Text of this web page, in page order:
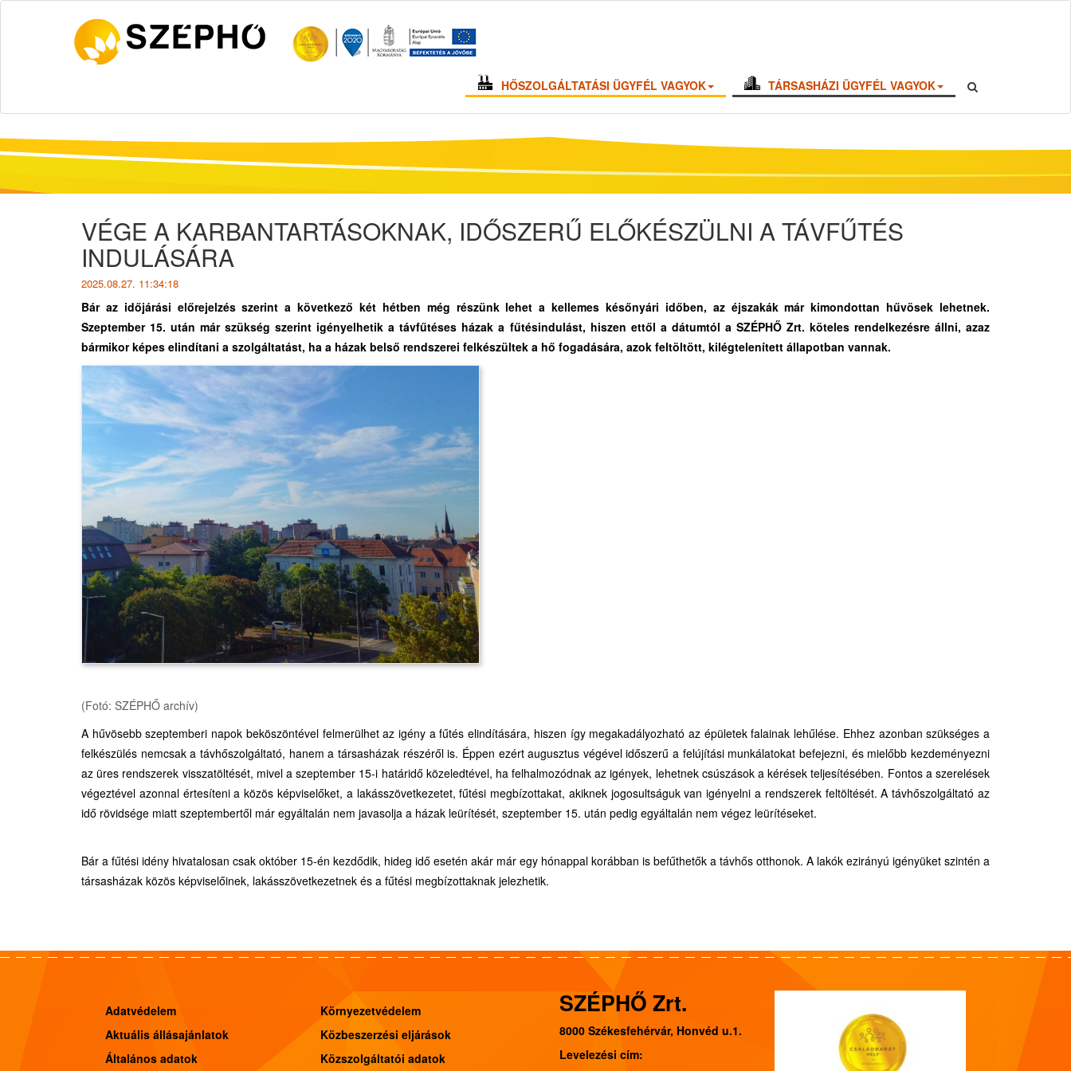
HŐSZOLGÁLTATÁSI ÜGYFÉL VAGYOK TÁRSASHÁZI ÜGYFÉL VAGYOK
VÉGE A KARBANTARTÁSOKNAK, IDŐSZERŰ ELŐKÉSZÜLNI A TÁVFŰTÉS
INDULÁSÁRA
2025.08.27. 11:34:18
Bár az időjárási előrejelzés szerint a következő két hétben még részünk lehet a kellemes későnyári időben, az éjszakák már kimondottan hűvösek lehetnek.
Szeptember 15. után már szükség szerint igényelhetik a távfűtéses házak a fűtésindulást, hiszen ettől a dátumtól a SZÉPHŐ Zrt. köteles rendelkezésre állni, azaz
bármikor képes elindítani a szolgáltatást, ha a házak belső rendszerei felkészültek a hő fogadására, azok feltöltött, kilégtelenített állapotban vannak.
(Fotó: SZÉPHŐ archív)
A hűvösebb szeptemberi napok beköszöntével felmerülhet az igény a fűtés elindítására, hiszen így megakadályozható az épületek falainak lehűlése. Ehhez azonban szükséges a
felkészülés nemcsak a távhőszolgáltató, hanem a társasházak részéről is. Éppen ezért augusztus végével időszerű a felújítási munkálatokat befejezni, és mielőbb kezdeményezni
az üres rendszerek visszatöltését, mivel a szeptember 15-i határidő közeledtével, ha felhalmozódnak az igények, lehetnek csúszások a kérések teljesítésében. Fontos a szerelések
végeztével azonnal értesíteni a közös képviselőket, a lakásszövetkezetet, fűtési megbízottakat, akiknek jogosultságuk van igényelni a rendszerek feltöltését. A távhőszolgáltató az
idő rövidsége miatt szeptembertől már egyáltalán nem javasolja a házak leürítését, szeptember 15. után pedig egyáltalán nem végez leürítéseket.
Bár a fűtési idény hivatalosan csak október 15-én kezdődik, hideg idő esetén akár már egy hónappal korábban is befűthetők a távhős otthonok. A lakók ezirányú igényüket szintén a
társasházak közös képviselőinek, lakásszövetkezetnek és a fűtési megbízottaknak jelezhetik.
Adatvédelem
Aktuális állásajánlatok
Általános adatok
Környezetvédelem
Közbeszerzési eljárások
Közszolgáltatói adatok
SZÉPHŐ Zrt.
8000 Székesfehérvár, Honvéd u.1.
Levelezési cím: